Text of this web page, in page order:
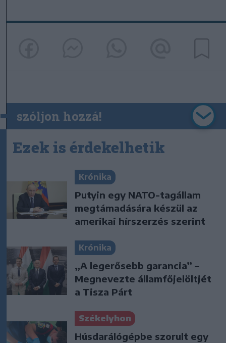
szóljon hozzá!
Ezek is érdekelhetik
Krónika
Putyin egy NATO-tagállam
megtámadására készül az
amerikai hírszerzés szerint
Krónika
„A legerősebb garancia” –
Megnevezte államfőjelöltjét
a Tisza Párt
Székelyhon
Húsdarálógépbe szorult egy